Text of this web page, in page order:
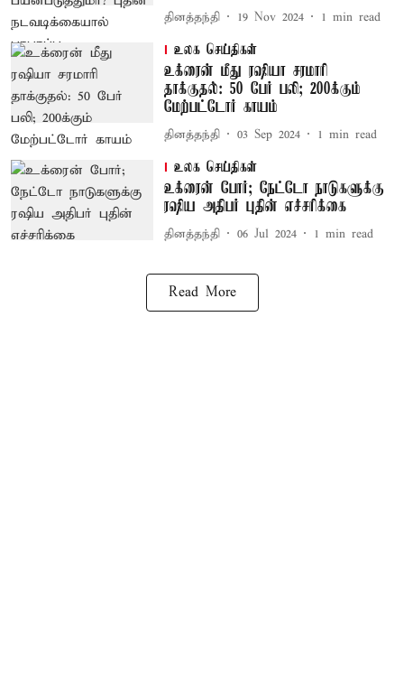
தினத்தந்தி 19 Nov 2024 1 min read
உலக செய்திகள்
உக்ரைன் மீது ரஷியா சரமாரி
தாக்குதல்: 50 பேர் பலி; 200க்கும்
மேற்பட்டோர் காயம்
தினத்தந்தி 03 Sep 2024 1 min read
உலக செய்திகள்
உக்ரைன் போர்; நேட்டோ நாடுகளுக்கு
ரஷிய அதிபர் புதின் எச்சரிக்கை
தினத்தந்தி 06 Jul 2024 1 min read
Read More